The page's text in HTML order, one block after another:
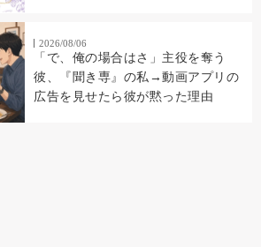
2026/08/06
「で、俺の場合はさ」主役を奪う
彼、『聞き専』の私→動画アプリの
広告を見せたら彼が黙った理由